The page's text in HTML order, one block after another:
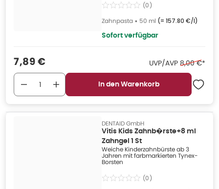
(0)
Zahnpasta • 50 ml (= 157.80 €/l)
Sofort verfügbar
Verkaufspreis
7,89 € UVP/AVP Ehemaliger
8,00 €*
In den Warenkorb
DENTAID GmbH
Vitis Kids Zahnb�rste+8 ml
Zahngel 1 St
Weiche Kinderzahnbürste ab 3
Jahren mit farbmarkierten Tynex-
Borsten
(0)